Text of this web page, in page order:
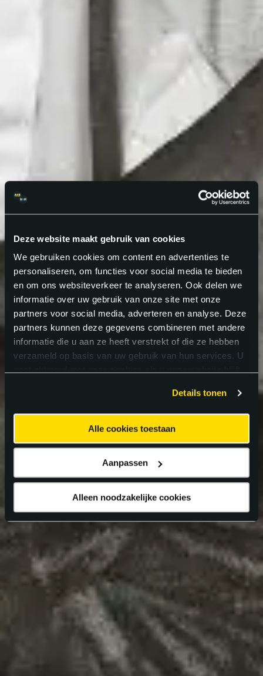
Deze website maakt gebruik van cookies
We gebruiken cookies om content en advertenties te
personaliseren, om functies voor social media te bieden
en om ons websiteverkeer te analyseren. Ook delen we
informatie over uw gebruik van onze site met onze
partners voor social media, adverteren en analyse. Deze
partners kunnen deze gegevens combineren met andere
informatie die u aan ze heeft verstrekt of die ze hebben
verzameld op basis van uw gebruik van hun services. U
Details tonen
Alle cookies toestaan
Aanpassen
Alleen noodzakelijke cookies